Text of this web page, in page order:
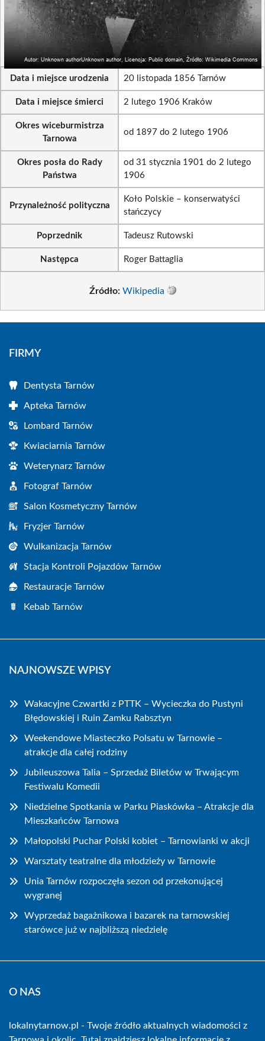
Data i miejsce urodzenia 20 listopada 1856 Tarnów
Data i miejsce śmierci 2 lutego 1906 Kraków
Okres wiceburmistrza
Tarnowa
od 1897 do 2 lutego 1906
Okres posła do Rady
Państwa
od 31 stycznia 1901 do 2 lutego
1906
Przynależność polityczna
Koło Polskie – konserwatyści
stańczycy
Poprzednik Tadeusz Rutowski
Następca Roger Battaglia
Źródło: Wikipedia
FIRMY
Dentysta Tarnów
Apteka Tarnów
Lombard Tarnów
Kwiaciarnia Tarnów
Weterynarz Tarnów
Fotograf Tarnów
Salon Kosmetyczny Tarnów
Fryzjer Tarnów
Wulkanizacja Tarnów
Stacja Kontroli Pojazdów Tarnów
Restauracje Tarnów
Kebab Tarnów
NAJNOWSZE WPISY
Wakacyjne Czwartki z PTTK – Wycieczka do Pustyni
Błędowskiej i Ruin Zamku Rabsztyn
Weekendowe Miasteczko Polsatu w Tarnowie –
atrakcje dla całej rodziny
Jubileuszowa Talia – Sprzedaż Biletów w Trwającym
Festiwalu Komedii
Niedzielne Spotkania w Parku Piaskówka – Atrakcje dla
Mieszkańców Tarnowa
Małopolski Puchar Polski kobiet – Tarnowianki w akcji
Warsztaty teatralne dla młodzieży w Tarnowie
Unia Tarnów rozpoczęła sezon od przekonującej
wygranej
Wyprzedaż bagażnikowa i bazarek na tarnowskiej
starówce już w najbliższą niedzielę
O NAS
lokalnytarnow.pl - Twoje źródło aktualnych wiadomości z